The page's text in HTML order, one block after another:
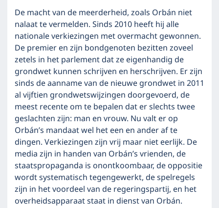
De macht van de meerderheid, zoals Orbán niet
nalaat te vermelden. Sinds 2010 heeft hij alle
nationale verkiezingen met overmacht gewonnen.
De premier en zijn bondgenoten bezitten zoveel
zetels in het parlement dat ze eigenhandig de
grondwet kunnen schrijven en herschrijven. Er zijn
sinds de aanname van de nieuwe grondwet in 2011
al vijftien grondwetswijzingen doorgevoerd, de
meest recente om te bepalen dat er slechts twee
geslachten zijn: man en vrouw. Nu valt er op
Orbán’s mandaat wel het een en ander af te
dingen. Verkiezingen zijn vrij maar niet eerlijk. De
media zijn in handen van Orbán’s vrienden, de
staatspropaganda is onontkoombaar, de oppositie
wordt systematisch tegengewerkt, de spelregels
zijn in het voordeel van de regeringspartij, en het
overheidsapparaat staat in dienst van Orbán.